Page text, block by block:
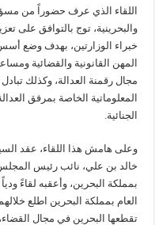
اللقاء الذي عرف حضوراً من
والبحرينية، توج بالتوافق على
خبراء الوزارتين، بهدف وضع
المهن القانونية والقضائية
مجال رقمنة العدالة، وكذلك
المعلوماتية الخاصة بمرفق
الجنائية.
وعلى هامش هذا اللقاء، عقد
خالد بن علي، نائب رئيس
بمملكة البحرين، وأعقبه لقاءً
العام بمملكة البحرين اطلع
تقطعها البحرين في مجال